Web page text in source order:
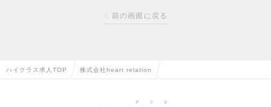
前の画面に戻る
ハイクラス求人TOP 株式会社heart relation